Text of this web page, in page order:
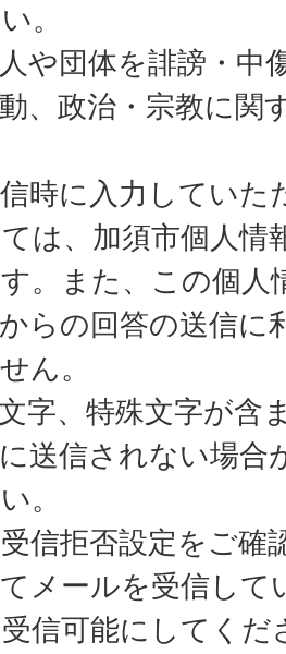
。
や団体を誹謗・中
、政治・宗教に関
時に入力していた
は、加須市個人情
。また、この個人
らの回答の送信に
ん。
字、特殊文字が含
送信されない場合
。
信拒否設定をご確
メールを受信して
信可能にしてくだ